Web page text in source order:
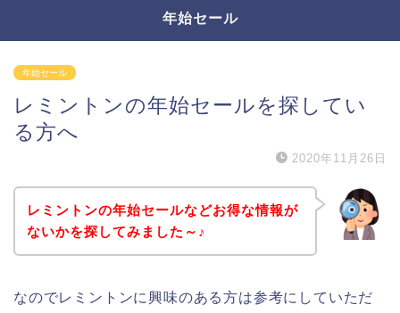
年始セール
年始セール
レミントンの年始セールを探してい
る方へ
2020年11月26日
レミントンの年始セールなどお得な情報が
ないかを探してみました～♪
なのでレミントンに興味のある方は参考にしていただ